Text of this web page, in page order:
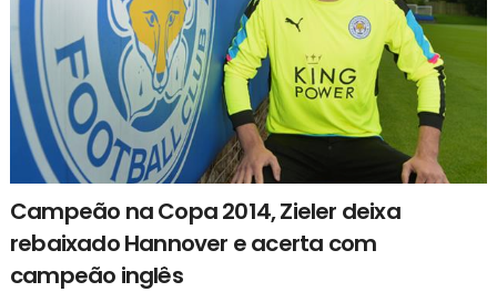
Campeão na Copa 2014, Zieler deixa
rebaixado Hannover e acerta com
campeão inglês